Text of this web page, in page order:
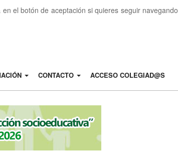
el botón de aceptación si quieres seguir
CONTACTO ACCESO COLEGIAD@S